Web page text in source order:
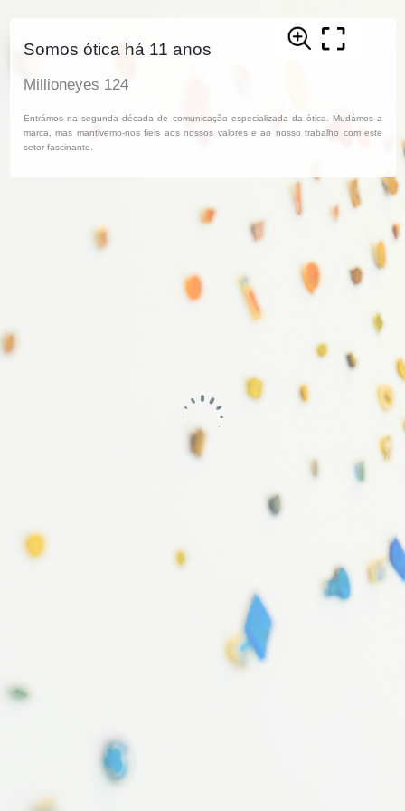
Somos ótica há 11 anos
Millioneyes 124
Entrámos na segunda década de comunicação especializada da ótica. Mudámos a
marca, mas mantivemo-nos fieis aos nossos valores e ao nosso trabalho com este
setor fascinante.